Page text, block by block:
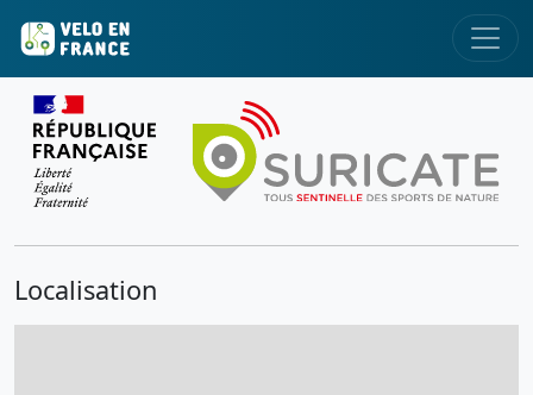
Localisation